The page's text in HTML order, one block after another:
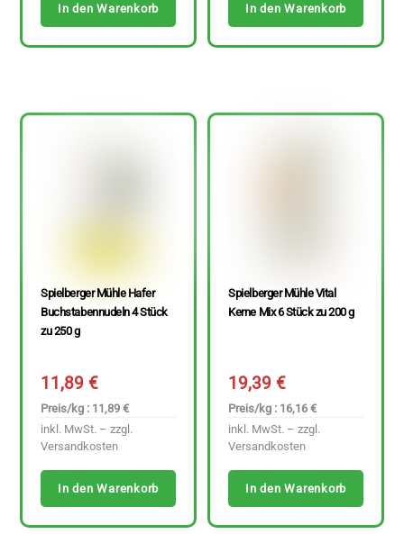
In den Warenkorb In den Warenkorb
Spielberger Mühle Hafer
Buchstabennudeln 4 Stück
zu 250 g
11,89€
Preis/kg : 11,89 €
inkl. MwSt. – zzgl.
Versandkosten
In den Warenkorb
Spielberger Mühle Vital
Kerne Mix 6 Stück zu 200 g
19,39€
Preis/kg : 16,16 €
inkl. MwSt. – zzgl.
Versandkosten
In den Warenkorb